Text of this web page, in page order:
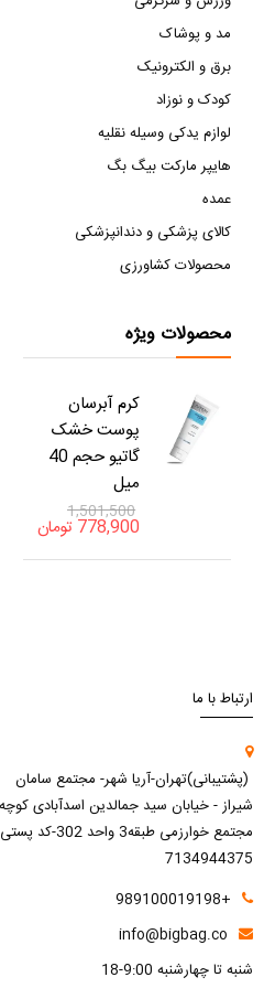
مد و پوشاک
برق و الکترونیک
کودک و نوزاد
لوازم یدکی وسیله نقلیه
هایپر مارکت بیگ بگ
عمده
کالای پزشکی و دندانپزشکی
محصولات کشاورزی
محصولات ویژه
کرم آبرسان
پوست خشک
گاتیو حجم 40
میل
1,501,500
778,900 تومان
ارتباط با ما
(پشتیبانی)تهران-آریا شهر- مجتمع سامان
مجتمع خوارزمی طبقه3 واحد 302-کد پستی
7134944375
+989100019198
info@bigbag.co
شنبه تا چهارشنبه 9:00-18